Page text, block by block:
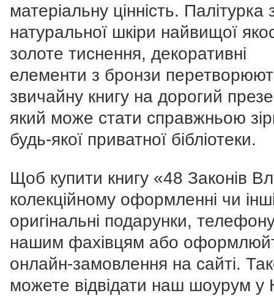
матеріальну цінність. Палітурка
натуральної шкіри найвищої
золоте тиснення, декоративні
елементи з бронзи
звичайну книгу на дорогий
який може стати справжньою
будь-якої приватної бібліотеки.
Щоб купити книгу «48 Законів
колекційному оформленні чи
оригінальні подарунки,
нашим фахівцям або
онлайн-замовлення на сайті.
можете відвідати наш шоурум у